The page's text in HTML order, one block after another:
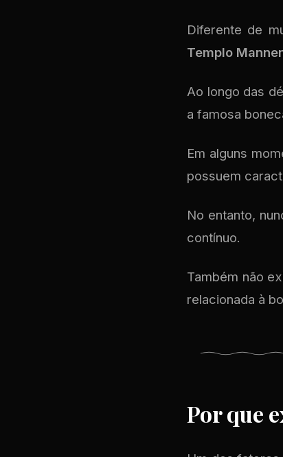
Diferente de
Templo
Ao longo das
a famosa
Em alguns
possuem
No entanto,
contínuo.
Também não
relacionada à
Por que